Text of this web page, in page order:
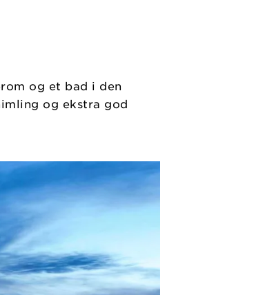
og et bad i den
og ekstra god